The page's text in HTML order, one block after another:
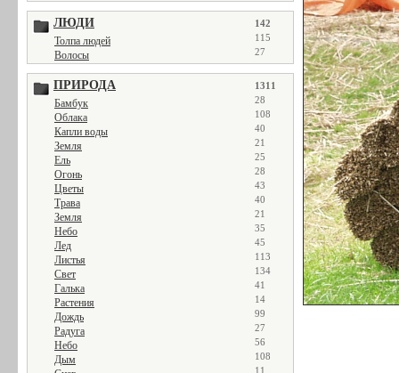
ЛЮДИ 142
Толпа людей 115
Волосы 27
ПРИРОДА 1311
Бамбук 28
Облака 108
Капли воды 40
Земля 21
Ель 25
Огонь 28
Цветы 43
Трава 40
Земля 21
Небо 35
Лед 45
Листья 113
Свет 134
Галька 41
Растения 14
Дождь 99
Радуга 27
Небо 56
Дым 108
11